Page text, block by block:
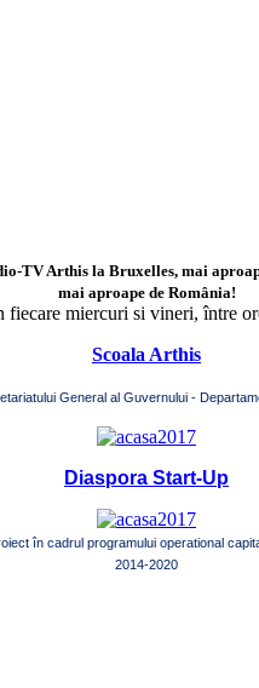
TV Arthis la Bruxelles, mai
mai aproape de România!
fiecare miercuri si vineri, între
Scoala Arthis
General al Guvernului -
Diaspora Start-Up
în cadrul programului operational
2014-2020